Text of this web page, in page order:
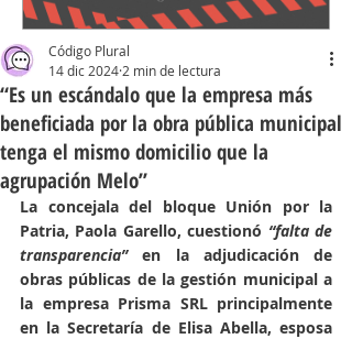
“Es un escándalo que la empresa más
beneficiada por la obra pública municipal
tenga el mismo domicilio que la
agrupación Melo”
Código Plural
14 dic 2024 2 min de lectura
La concejala del bloque Unión por la
Patria, Paola Garello, cuestionó “falta de
transparencia” en la adjudicación de
obras públicas de la gestión municipal a
la empresa Prisma SRL principalmente
en la Secretaría de Elisa Abella, esposa